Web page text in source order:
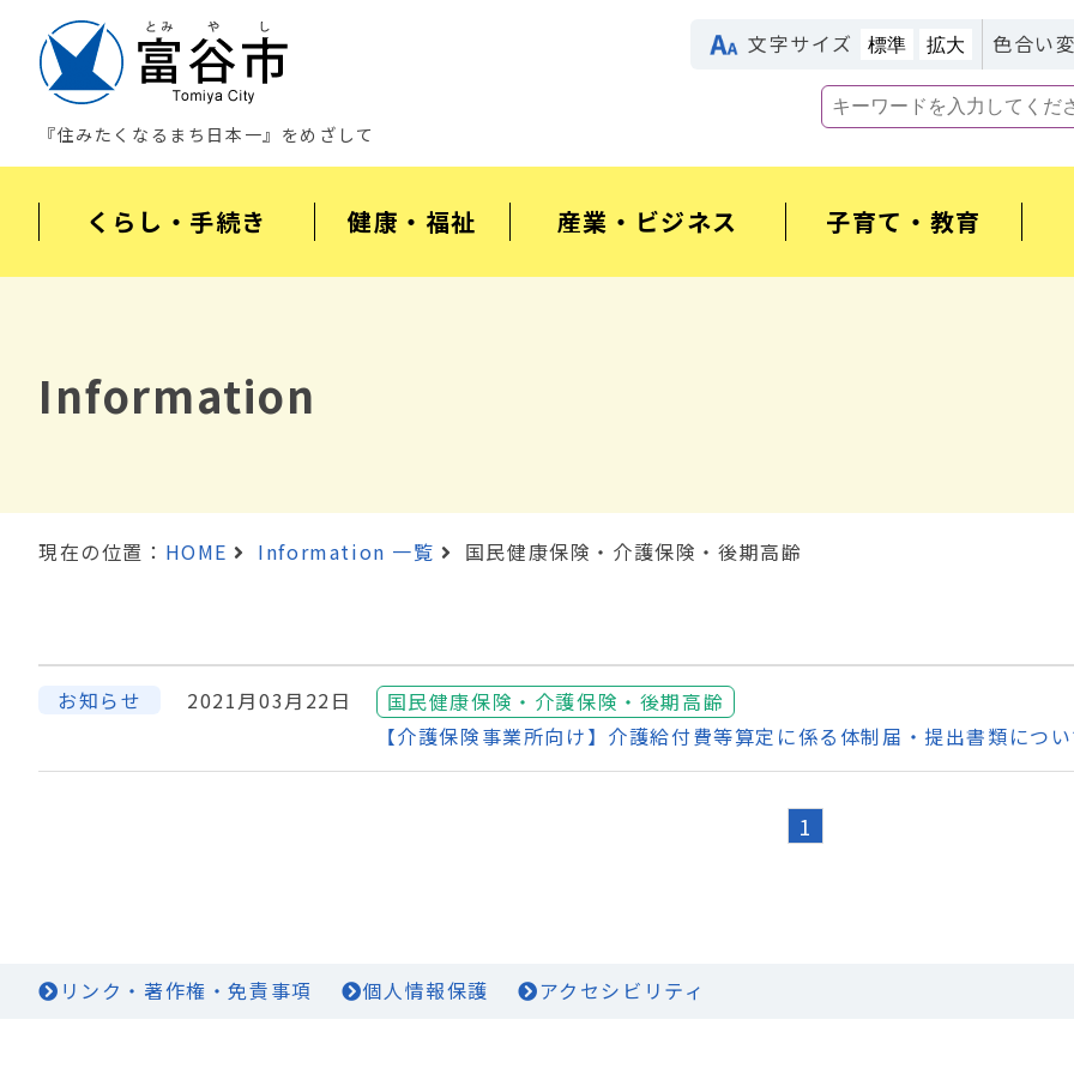
『住みたくなるまち日本一』をめざして
文字サイズ 標準 拡大 色合い
くらし・手続き 健康・福祉 産業・ビジネス 子育て・教育
Information
現在の位置： HOME Information 一覧 国民健康保険・介護保険・後期高齢
お知らせ 2021月03月22日
国民健康保険・介護保険・後期高齢
【介護保険事業所向け】介護給付費等算定に係る体制届・提出書類につ
1
リンク・著作権・免責事項 個人情報保護 アクセシビリティ